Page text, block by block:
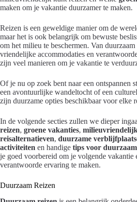
maken om je vakantie duurzamer te maken.
Reizen is een geweldige manier om de
maar het is ook belangrijk om bewuste
om het milieu te beschermen. Van
vriendelijke accommodaties en
zijn veel manieren om je vakantie te
Of je nu op zoek bent naar een ontspannen
een avontuurlijke wandeltocht of een
zijn duurzame opties beschikbaar voor elke
In de volgende secties zullen we dieper
reizen, groene vakanties,
reisalternatieven, duurzame
activiteiten en handige tips voor
je goed voorbereid om je volgende vakantie
verantwoorde ervaring te maken.
Duurzaam Reizen